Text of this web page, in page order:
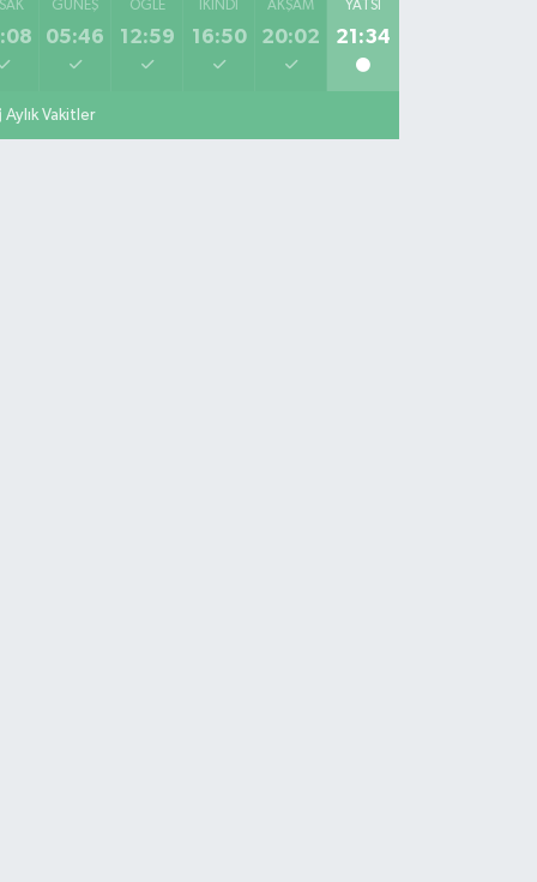
GÜNEŞ
05:46
ÖĞLE
12:59
İKINDI
16:50
AKŞAM
20:02
YATSI
21:34
Aylık Vakitler